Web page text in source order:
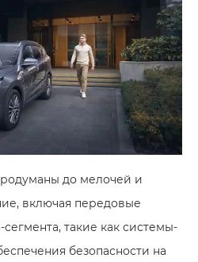
до мелочей и
включая передовые
такие как системы-
безопасности на